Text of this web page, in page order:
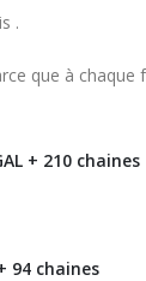
.
que à
+ 210 chaines
94 chaines